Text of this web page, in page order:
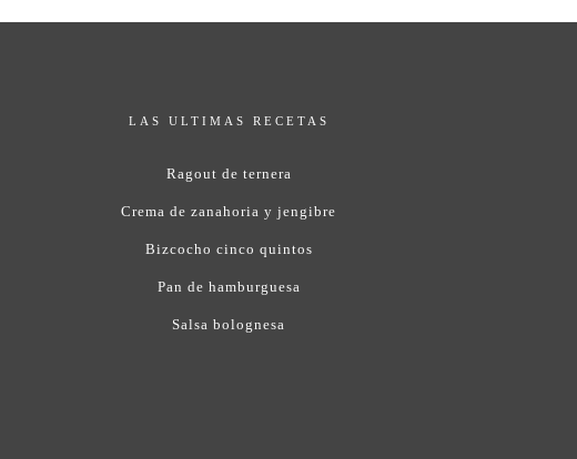
LAS ULTIMAS RECETAS
Ragout de ternera
Crema de zanahoria y jengibre
Bizcocho cinco quintos
Pan de hamburguesa
Salsa bolognesa